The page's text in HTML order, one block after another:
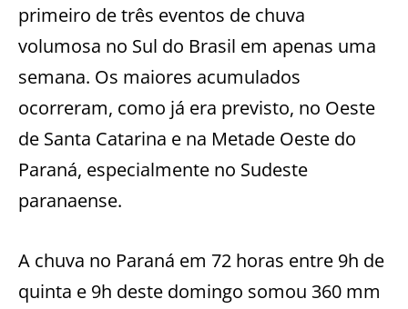
primeiro de três eventos de chuva
volumosa no Sul do Brasil em apenas uma
semana. Os maiores acumulados
ocorreram, como já era previsto, no Oeste
de Santa Catarina e na Metade Oeste do
Paraná, especialmente no Sudeste
paranaense.
A chuva no Paraná em 72 horas entre 9h de
quinta e 9h deste domingo somou 360 mm